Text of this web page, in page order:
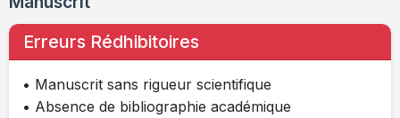
Erreurs Rédhibitoires
• Manuscrit sans rigueur scientifique
• Absence de bibliographie académique